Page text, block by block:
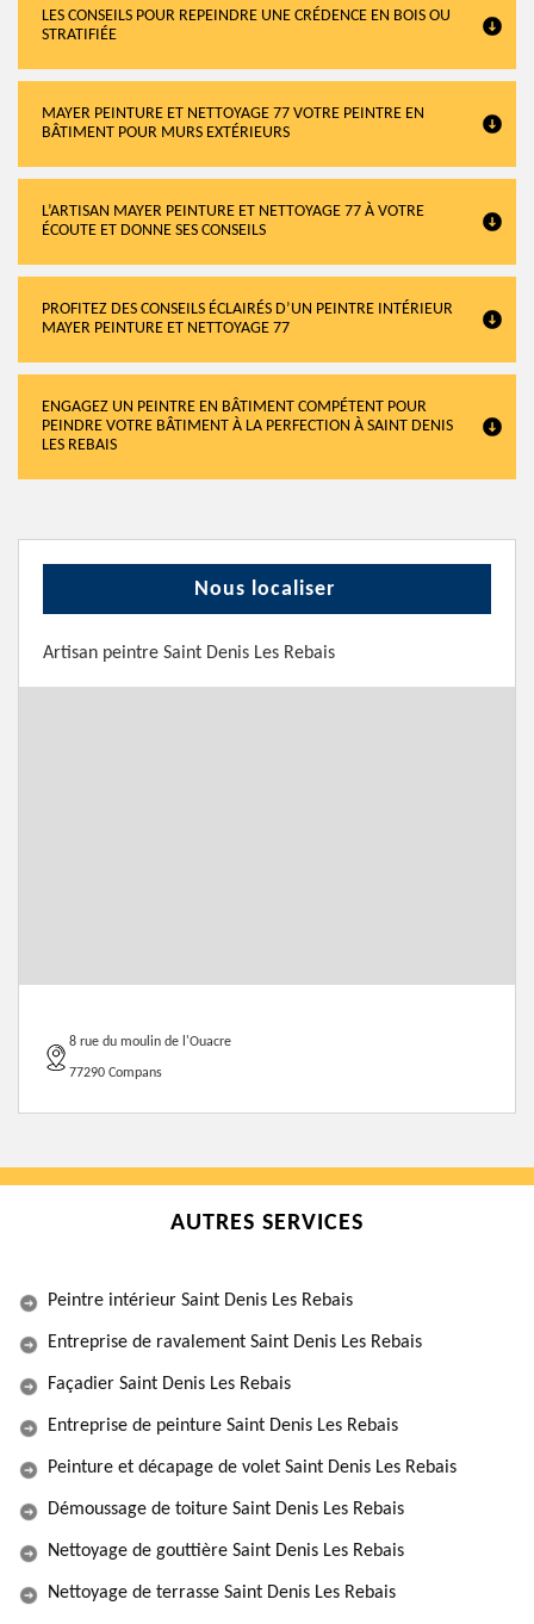
LES CONSEILS POUR REPEINDRE UNE CRÉDENCE EN BOIS OU
STRATIFIÉE
MAYER PEINTURE ET NETTOYAGE 77 VOTRE PEINTRE EN
BÂTIMENT POUR MURS EXTÉRIEURS
L’ARTISAN MAYER PEINTURE ET NETTOYAGE 77 À VOTRE
ÉCOUTE ET DONNE SES CONSEILS
PROFITEZ DES CONSEILS ÉCLAIRÉS D’UN PEINTRE INTÉRIEUR
MAYER PEINTURE ET NETTOYAGE 77
ENGAGEZ UN PEINTRE EN BÂTIMENT COMPÉTENT POUR
PEINDRE VOTRE BÂTIMENT À LA PERFECTION À SAINT DENIS
LES REBAIS
Nous localiser
Artisan peintre Saint Denis Les Rebais
8 rue du moulin de l'Ouacre
77290 Compans
AUTRES SERVICES
Peintre intérieur Saint Denis Les Rebais
Entreprise de ravalement Saint Denis Les Rebais
Façadier Saint Denis Les Rebais
Entreprise de peinture Saint Denis Les Rebais
Peinture et décapage de volet Saint Denis Les Rebais
Démoussage de toiture Saint Denis Les Rebais
Nettoyage de gouttière Saint Denis Les Rebais
Nettoyage de terrasse Saint Denis Les Rebais